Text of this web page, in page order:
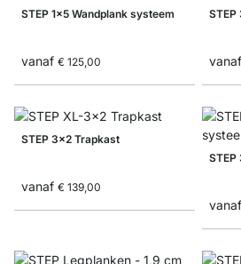
STEP 1x5 Wandplank systeem
vanaf € 125,00
STEP
vanaf
STEP 3x2 Trapkast
vanaf € 139,00
STEP
vanaf